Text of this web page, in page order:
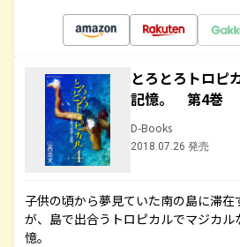
とろとろトロピ
記憶。 第4巻
D-Books
2018.07.26 発売
子供の頃から夢見ていた南の島に滞
が、島で出合うトロピカルでマジカ
憶。